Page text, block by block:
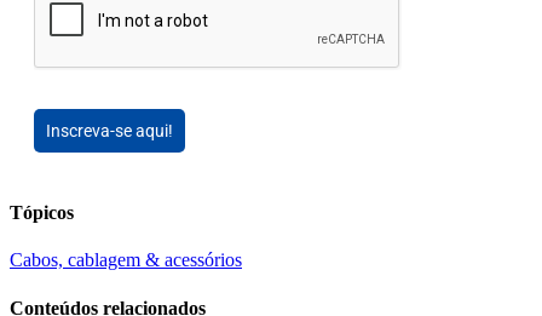
Inscreva-se aqui!
Tópicos
Cabos, cablagem & acessórios
Conteúdos relacionados